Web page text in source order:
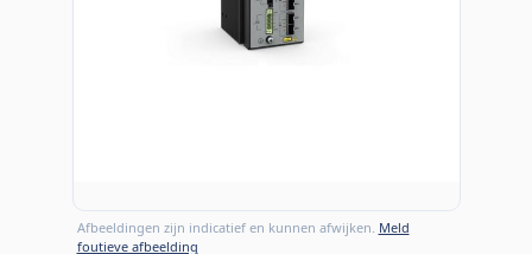
Afbeeldingen zijn indicatief en kunnen afwijken. Meld
foutieve afbeelding